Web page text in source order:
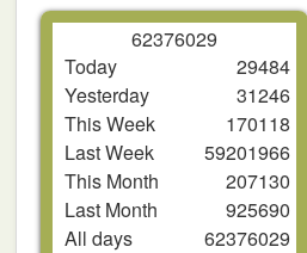
62376029
Today
Yesterday
This Week
Last Week
This Month
Last Month
All days
29484
31246
170118
59201966
207130
925690
62376029